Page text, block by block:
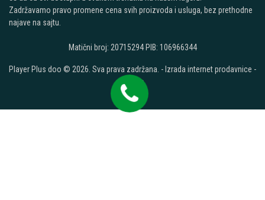
Zadržavamo pravo promene cena svih proizvoda i usluga, bez prethodne
najave na sajtu.
Matični broj: 20715294 PIB: 106966344
Player Plus doo © 2026. Sva prava zadržana. - Izrada internet prodavnice -
Selltico.